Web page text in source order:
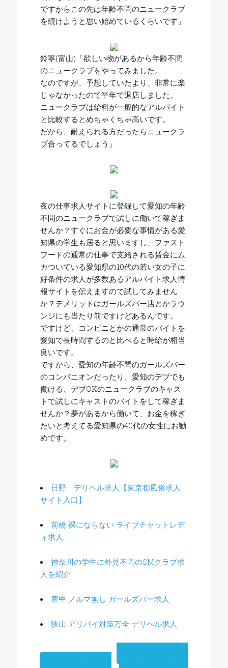
ですからこの先は年齢不問のニュークラブ
を続けようと思い始めているくらいです」
鈴寧(富山)「欲しい物があるから年齢不問
のニュークラブをやってみました。
なのですが、予想していたより、非常に楽
じゃなかったので半年で退店しました。
ニュークラブは給料が一般的なアルバイト
と比較するとめちゃくちゃ高いです。
だから、耐えられる方だったらニュークラ
ブ合ってるでしょう」
夜の仕事求人サイトに登録して愛知の年齢
不問のニュークラブで試しに働いて稼ぎま
せんか？すぐにお金が必要な事情がある愛
知県の学生も居ると思いますし、ファスト
フードの通常の仕事で支給される賃金にム
カついている愛知県の10代の若い女の子に
好条件の求人が多数あるアルバイト求人情
報サイトを伝えますので試してみません
か？デメリットはガールズバー店とかラウ
ンジにも当たり前ですけどあるんです。
ですけど、コンビニとかの通常のバイトを
愛知で長時間するのと比べると時給が相当
良いです。
ですから、愛知の年齢不問のガールズバー
のコンパニオンだったり、愛知のデブでも
働ける、デブOKのニュークラブのキャス
トで試しにキャストのバイトをして稼ぎま
せんか？夢があるから働いて、お金を稼ぎ
たいと考えてる愛知県の40代の女性にお勧
めです。
日野 デリヘル求人【東京都風俗求人
サイト入口】
前橋 裸にならない ライブチャットレデ
ィ求人
神奈川の学生に外見不問のSMクラブ求
人を紹介
豊中 ノルマ無し ガールズバー求人
狭山 アリバイ対策万全 デリヘル求人
投
福井 緊急事態宣
言営業してる掛け持